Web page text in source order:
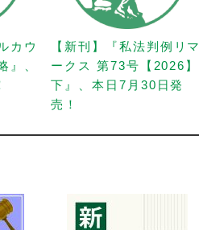
カウ
』、
【新刊】『私法判例リマ
ークス 第73号【2026】
下』、本日7月30日発
売！